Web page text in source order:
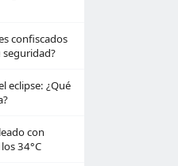
confiscados
seguridad?
eclipse: ¿Qué
con
34°C